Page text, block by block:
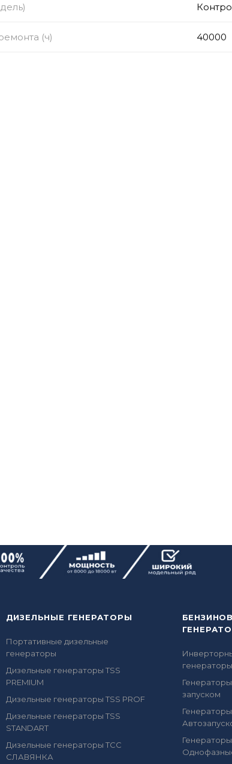
(ч) 40000
ДИЗЕЛЬНЫЕ ГЕНЕРАТОРЫ
Портативные дизельные
генераторы
Дизельные генераторы TSS
PREMIUM
Дизельные генераторы TSS PROF
Дизельные генераторы TSS
STANDART
Дизельные генераторы ТСС
СЛАВЯНКА
генераторы
запуском
Генераторы